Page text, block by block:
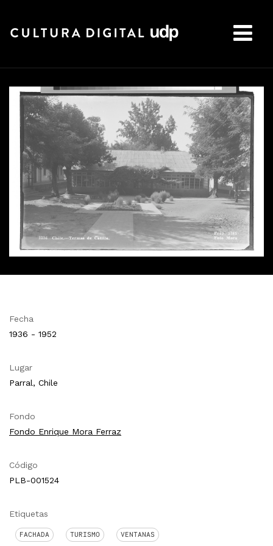
Fecha
1936 - 1952
Lugar
Parral, Chile
Fondo
Fondo Enrique Mora Ferraz
Código
PLB-001524
Etiquetas
FACHADA TURISMO VENTANAS